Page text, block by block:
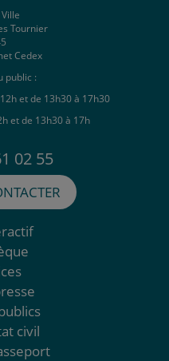
Tournier
Cedex
public :
et de 13h30 à 17h30
et de 13h30 à 17h
02 55
civil